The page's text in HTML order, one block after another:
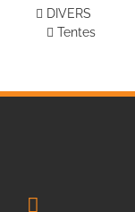
DIVERS
Tentes